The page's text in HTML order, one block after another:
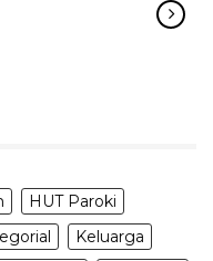
HUT Paroki
Keluarga